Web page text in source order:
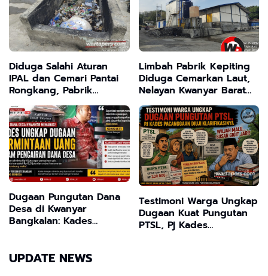
Diduga Salahi Aturan
IPAL dan Cemari Pantai
Rongkang, Pabrik
Kepiting di Bangkalan
Terancam Sanksi Berat
Limbah Pabrik Kepiting
Diduga Cemarkan Laut,
Nelayan Kwanyar Barat
Bangkalan Desak DLH
Turun Tangan
Dugaan Pungutan Dana
Desa di Kwanyar
Bangkalan: Kades
Tegas
Testimoni Warga Ungkap
Dugaan Kuat Pungutan
PTSL, Pj Kades
UPDATE NEWS